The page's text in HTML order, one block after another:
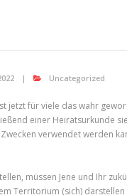
Uncategorized
jetzt für viele das wahr
einer Heiratsurkunde
verwendet werden
müssen Jene und Ihr
Territorium (sich) darstellen